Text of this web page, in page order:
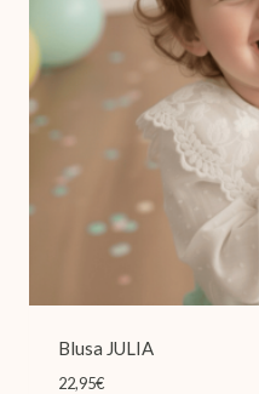
Blusa JULIA
22,95€